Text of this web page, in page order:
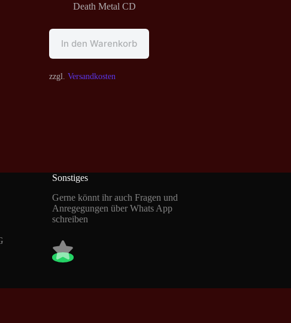
Death Metal CD
In den Warenkorb
zzgl. Versandkosten
Sonstiges
Gerne könnt ihr auch Fragen und
Anregegungen über Whats App
schreiben